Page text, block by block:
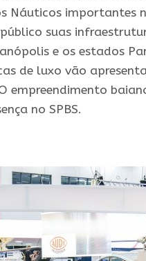
Náuticos importantes
suas
e os estados
de luxo vão
empreendimento
no SPBS.